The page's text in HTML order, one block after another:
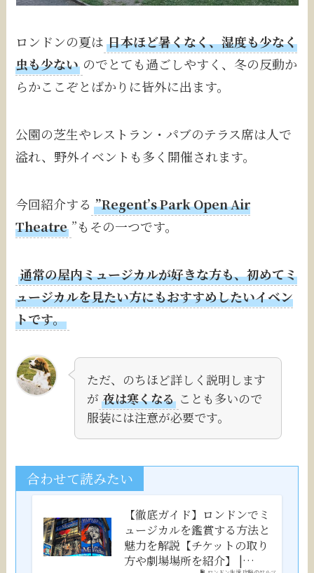
ロンドンの夏は 日本ほど暑くなく、湿度も少なく
虫も少ない のでとても過ごしやすく、冬の反動か
らかここぞとばかりに皆外に出ます。
公園の芝生やレストラン・パブのテラス席は人で
溢れ、野外イベントも多く開催されます。
今回紹介する ”Regent’s Park Open Air
Theatre ”もその一つです。
通常の屋内ミュージカルが好きな方も、初めてミ
ュージカルを見たい方にもおすすめしたいイベン
トです。
ただ、のちほど詳しく説明します
が 夜は寒くなる ことも多いので
服装には注意が必要です。
合わせて読みたい
【徹底ガイド】ロンドンでミ
ュージカルを鑑賞する方法と
魅力を解説【チケットの取り
方や劇場場所を紹介】 |…